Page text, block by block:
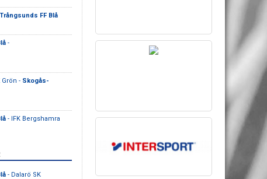
FF Blå
-
- Skogås-
- IFK Bergshamra
- Dalarö SK